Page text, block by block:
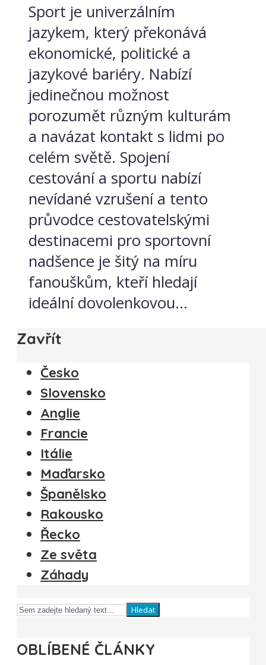
Sport je univerzálním
jazykem, který překonává
ekonomické, politické a
jazykové bariéry. Nabízí
jedinečnou možnost
porozumět různým kulturám
a navázat kontakt s lidmi po
celém světě. Spojení
cestování a sportu nabízí
nevídané vzrušení a tento
průvodce cestovatelskými
destinacemi pro sportovní
nadšence je šitý na míru
fanouškům, kteří hledají
ideální dovolenkovou...
Zavřít
Česko
Slovensko
Anglie
Francie
Itálie
Maďarsko
Španělsko
Rakousko
Řecko
Ze světa
Záhady
Hledat
OBLÍBENÉ ČLÁNKY